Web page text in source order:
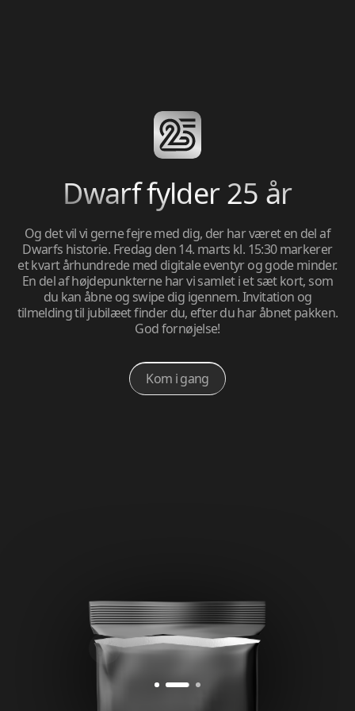
Dwarf fylder 25 år
Og det vil vi gerne fejre med dig, der har været en del af
Dwarfs historie. Fredag den 14. marts kl. 15:30 markerer
et kvart århundrede med digitale eventyr og gode minder.
En del af højdepunkterne har vi samlet i et sæt kort, som
du kan åbne og swipe dig igennem. Invitation og
tilmelding til jubilæet finder du, efter du har åbnet pakken.
God fornøjelse!
Kom i gang
Tilmeld
Vi fejrer vores 25 års jubilæum med reception og
efterfølgende fest den 14. marts fra kl. 15.30 for alle, der i
løbet af de sidste 25 år har været en del af vores historie.
Er du én af dem, kan du tilmelde dig på siden her.
Relation "Andet" er til alle dem, der ikke har en relation til
Dwarf, men ønsker at få en billet, såfremt der er plads.
Jeg vil gerne informeres om fremtidige events
Tilmeld
Tilmeld